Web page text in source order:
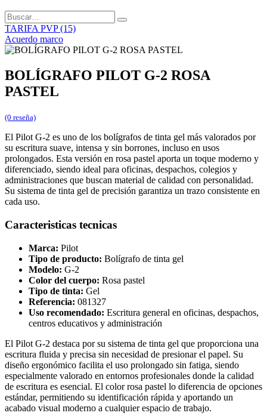
TARIFA PVP (15)
Acuerdo marco
BOLÍGRAFO PILOT G-2 ROSA
PASTEL
(0 reseña)
El Pilot G-2 es uno de los bolígrafos de tinta gel más valorados por
su escritura suave, intensa y sin borrones, incluso en usos
prolongados. Esta versión en rosa pastel aporta un toque moderno y
diferenciado, siendo ideal para oficinas, despachos, colegios y
administraciones que buscan material de calidad con personalidad.
Su sistema de tinta gel de precisión garantiza un trazo consistente en
cada uso.
Caracteristicas tecnicas
Marca: Pilot
Tipo de producto: Bolígrafo de tinta gel
Modelo: G-2
Color del cuerpo: Rosa pastel
Tipo de tinta: Gel
Referencia: 081327
Uso recomendado: Escritura general en oficinas, despachos,
centros educativos y administración
El Pilot G-2 destaca por su sistema de tinta gel que proporciona una
escritura fluida y precisa sin necesidad de presionar el papel. Su
diseño ergonómico facilita el uso prolongado sin fatiga, siendo
especialmente valorado en entornos profesionales donde la calidad
de escritura es esencial. El color rosa pastel lo diferencia de opciones
estándar, permitiendo su identificación rápida y aportando un
acabado visual moderno a cualquier espacio de trabajo.